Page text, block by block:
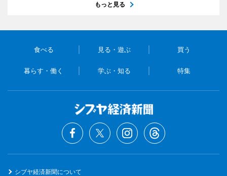
もっと見る
食べる 見る・遊ぶ 買う
暮らす・働く 学ぶ・知る 特集
シブヤ経済新聞について